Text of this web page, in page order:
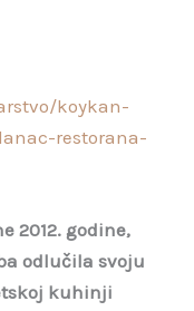
koykan-
restorana-
2012. godine,
odlučila svoju
kuhinji